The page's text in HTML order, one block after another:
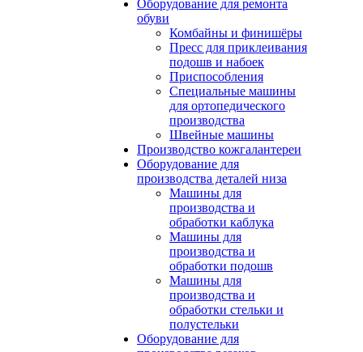
Оборудование для ремонта
обуви
Комбайны и финишёры
Пресс для приклеивания
подошв и набоек
Приспособления
Специальные машины
для ортопедического
производства
Швейные машины
Производство кожгалантереи
Оборудование для
производства деталей низа
Машины для
производства и
обработки каблука
Машины для
производства и
обработки подошв
Машины для
производства и
обработки стельки и
полустельки
Оборудование для